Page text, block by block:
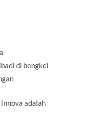
di bengkel
adalah